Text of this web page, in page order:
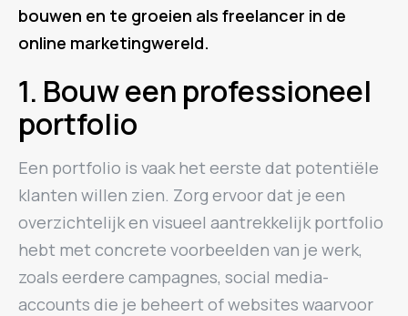
bouwen en te groeien als freelancer in de
online marketingwereld.
1. Bouw een professioneel
portfolio
Een portfolio is vaak het eerste dat potentiële
klanten willen zien. Zorg ervoor dat je een
overzichtelijk en visueel aantrekkelijk portfolio
hebt met concrete voorbeelden van je werk,
zoals eerdere campagnes, social media-
accounts die je beheert of websites waarvoor